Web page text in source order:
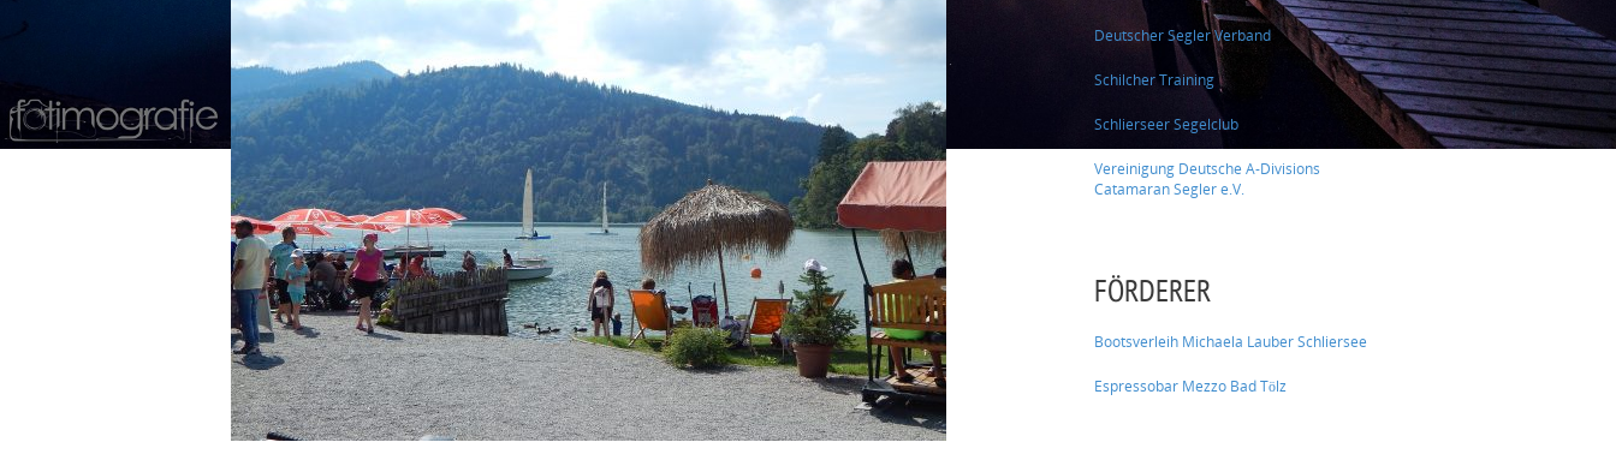
Deutscher Segler Verband
Schilcher Training
Schlierseer Segelclub
Vereinigung Deutsche A-Divisions
Catamaran Segler e.V.
FÖRDERER
Bootsverleih Michaela Lauber Schliersee
Espressobar Mezzo Bad Tölz